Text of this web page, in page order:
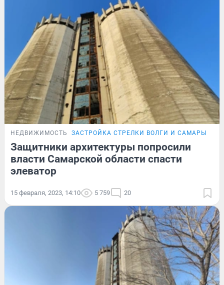
НЕДВИЖИМОСТЬ ЗАСТРОЙКА СТРЕЛКИ ВОЛГИ И САМАРЫ
Защитники архитектуры попросили
власти Самарской области спасти
элеватор
15 февраля, 2023, 14:10 5 759 20